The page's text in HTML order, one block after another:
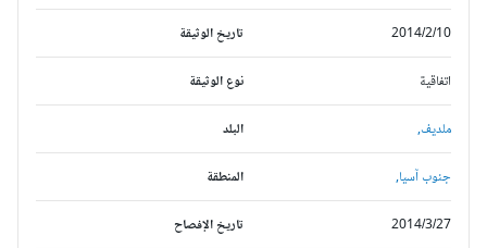
تاريخ الوثيقة 2014/2/10
نوع الوثيقة اتفاقية
البلد ملديف,
المنطقة جنوب آسيا,
تاريخ الإفصاح 2014/3/27